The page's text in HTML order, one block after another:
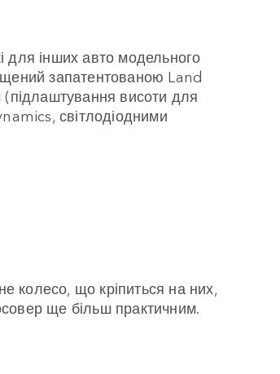
для інших авто модельного
запатентованою Land
висоти для
світлодіодними
колесо, що кріпиться на них,
ще більш практичним.